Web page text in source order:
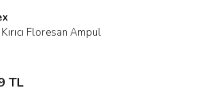
Floresan Ampul
TL